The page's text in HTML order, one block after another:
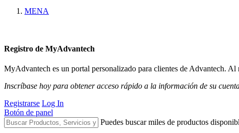
MENA
Registro de MyAdvantech
MyAdvantech es un portal personalizado para clientes de Advantech.
Inscríbase hoy para obtener acceso rápido a la información de su
Registrarse Log In
Botón de panel
Puedes buscar miles de productos